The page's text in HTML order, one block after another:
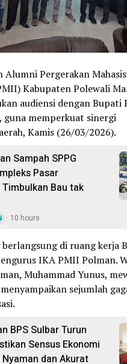
Alumni Pergerakan
Kabupaten Polewali
audiensi dengan Bupati
guna memperkuat sinergi
Kamis (26/03/2026).
Sampah SPPG
Pasar
Bau tak
10 hours
di ruang kerja
IKA PMII Polman.
Muhammad Yunus,
sejumlah
BPS Sulbar Turun
Sensus Ekonomi
dan Akurat